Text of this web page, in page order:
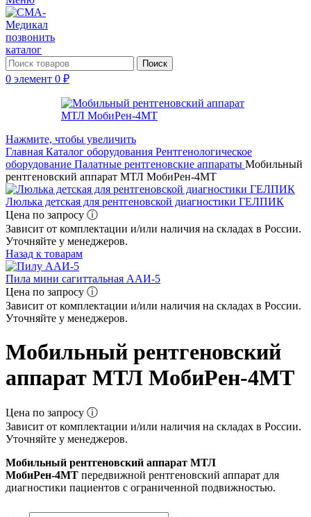
позвонить
каталог
Поиск
0 элемент 0 ₽
Нажмите, чтобы увеличить
Главная Каталог оборудования Рентгенологическое
оборудование Палатные рентгеновские аппараты Мобильный
рентгеновский аппарат МТЛ МобиРен-4МТ
Люлька детская для рентгеновской диагностики ГЕЛПИК
Цена по запросу ⓘ
Зависит от комплектации и/или наличия на складах в России.
Уточняйте у менеджеров.
Назад к товарам
Пила мини сагиттальная ААИ-5
Цена по запросу ⓘ
Зависит от комплектации и/или наличия на складах в России.
Уточняйте у менеджеров.
Мобильный рентгеновский
аппарат МТЛ МобиРен-4МТ
Цена по запросу ⓘ
Зависит от комплектации и/или наличия на складах в России.
Уточняйте у менеджеров.
Мобильный рентгеновский аппарат МТЛ
МобиРен-4МТ передвижной рентгеновский аппарат для
диагностики пациентов с ограниченной подвижностью.